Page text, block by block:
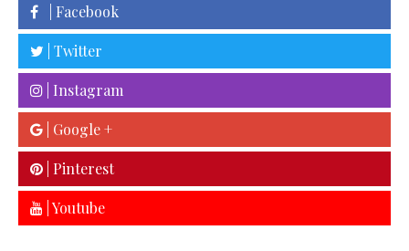
| Facebook
| Twitter
| Instagram
| Google +
| Pinterest
| Youtube